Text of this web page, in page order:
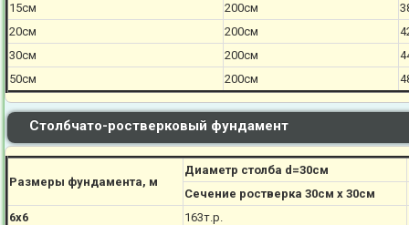
15см
200см
20см
200см
30см
200см
50см
200см
Столбчато-ростверковый фундамент
Размеры фундамента, м
Диаметр столба d=30см
Сечение ростверка 30см х 30см
6х6
163т.р.